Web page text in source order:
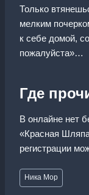
Только
мелким
к себе домой,
пожалуйста»…
Где
В онлайне нет
«Красная
регистрации
Метки
записи:
Ника Мор